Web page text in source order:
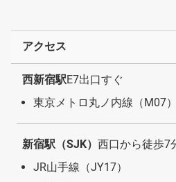
アクセス
西新宿駅E7出口すぐ
東京メトロ丸ノ内線（M07）
新宿駅（SJK） 西口から徒歩7
JR山手線（JY17）